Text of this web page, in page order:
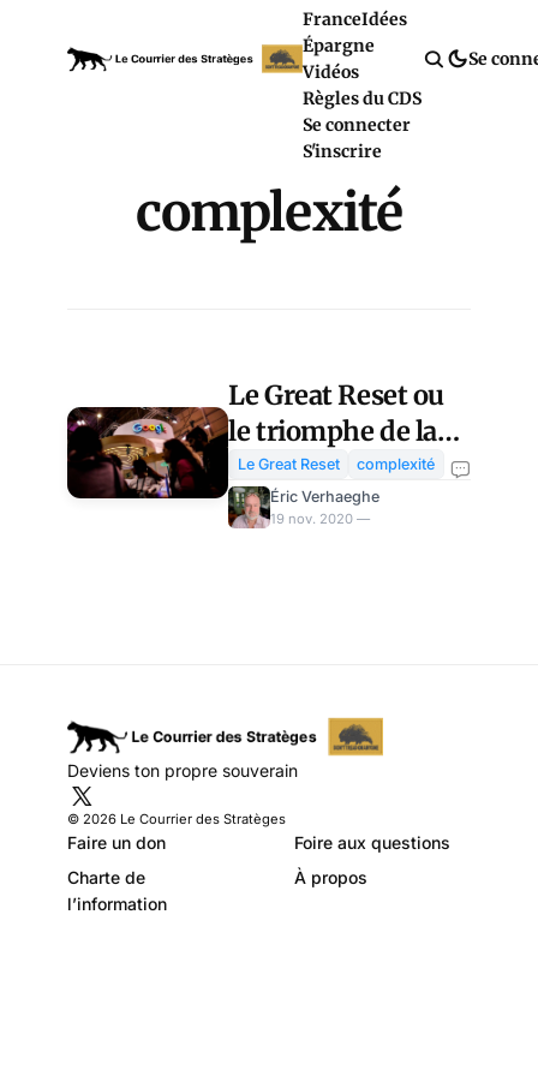
FranceIdées
Épargne
Vidéos
Règles du CDS
Se connecter
S'inscrire
Se
complexité
Le Great Reset ou
le triomphe de la
technostructure
mondialisée
Le Great Reset
complexité
Éric Verhaeghe
19 nov. 2020 —
Deviens ton propre souverain
© 2026 Le Courrier des Stratèges
Faire un don
Foire aux questions
Charte de
l’information
À propos